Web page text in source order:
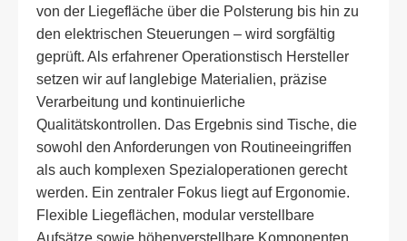
von der Liegefläche über die Polsterung bis hin zu
den elektrischen Steuerungen – wird sorgfältig
geprüft. Als erfahrener Operationstisch Hersteller
setzen wir auf langlebige Materialien, präzise
Verarbeitung und kontinuierliche
Qualitätskontrollen. Das Ergebnis sind Tische, die
sowohl den Anforderungen von Routineeingriffen
als auch komplexen Spezialoperationen gerecht
werden. Ein zentraler Fokus liegt auf Ergonomie.
Flexible Liegeflächen, modular verstellbare
Aufsätze sowie höhenverstellbare Komponenten